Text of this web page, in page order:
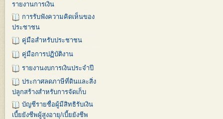
รายงานการเงิน
การรับฟังความคิดเห็นของ
ประชาชน
คู่มือสำหรับประชาชน
คู่มือการปฏิบัติงาน
รายงานงบการเงินประจำปี
ประกาศลดภาษีที่ดินและสิ่ง
ปลูกสร้างสำหรับการจัดเก็บ
บัญชีรายชื่อผู้มีสิทธิรับเงิน
เบี้ยยังชีพผู้สูงอายุ/เบี้ยยังชีพ